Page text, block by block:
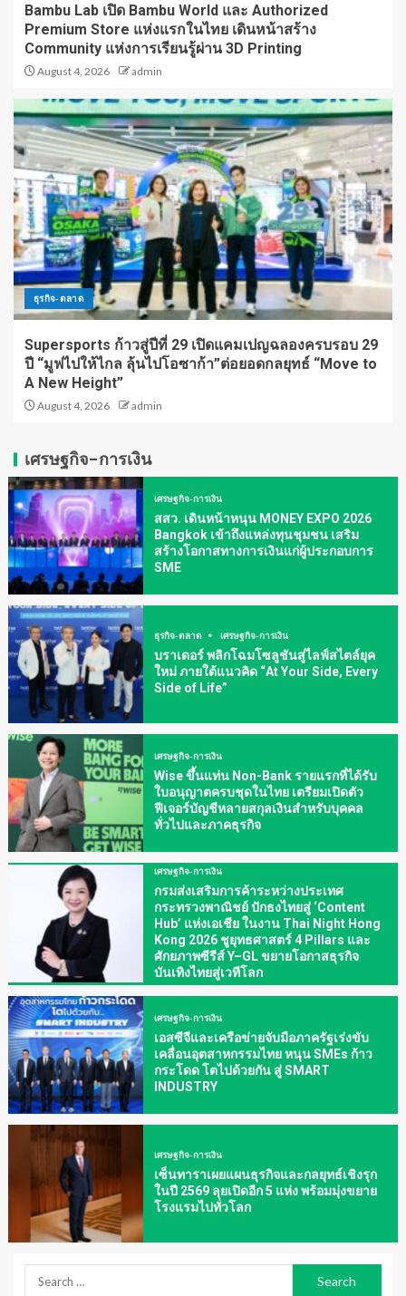
Bambu Lab เปิด Bambu World และ Authorized
Premium Store แห่งแรกในไทย เดินหน้าสร้าง
Community แห่งการเรียนรู้ผ่าน 3D Printing
August 4, 2026 admin
ธุรกิจ-ตลาด
Supersports ก้าวสู่ปีที่ 29 เปิดแคมเปญฉลองครบรอบ 29
ปี “มูฟไปให้ไกล ลุ้นไปโอซาก้า”ต่อยอดกลยุทธ์ “Move to
A New Height”
August 4, 2026 admin
เศรษฐกิจ-การเงิน
เศรษฐกิจ-การเงิน
สสว. เดินหน้าหนุน MONEY EXPO 2026
Bangkok เข้าถึงแหล่งทุนชุมชน เสริม
สร้างโอกาสทางการเงินแก่ผู้ประกอบการ
SME
ธุรกิจ-ตลาด เศรษฐกิจ-การเงิน
บราเดอร์ พลิกโฉมโซลูชันสู่ไลฟ์สไตล์ยุค
ใหม่ ภายใต้แนวคิด “At Your Side, Every
Side of Life”
เศรษฐกิจ-การเงิน
Wise ขึ้นแท่น Non-Bank รายแรกที่ได้รับ
ใบอนุญาตครบชุดในไทย เตรียมเปิดตัว
ฟีเจอร์บัญชีหลายสกุลเงินสำหรับบุคคล
ทั่วไปและภาคธุรกิจ
เศรษฐกิจ-การเงิน
กรมส่งเสริมการค้าระหว่างประเทศ
กระทรวงพาณิชย์ ปักธงไทยสู่ ‘Content
Hub’ แห่งเอเชีย ในงาน Thai Night Hong
Kong 2026 ชูยุทธศาสตร์ 4 Pillars และ
ศักยภาพซีรีส์ Y–GL ขยายโอกาสธุรกิจ
บันเทิงไทยสู่เวทีโลก
เศรษฐกิจ-การเงิน
เอสซีจีและเครือข่ายจับมือภาครัฐเร่งขับ
เคลื่อนอุตสาหกรรมไทย หนุน SMEs ก้าว
กระโดด โตไปด้วยกัน สู่ SMART
INDUSTRY
เศรษฐกิจ-การเงิน
เซ็นทาราเผยแผนธุรกิจและกลยุทธ์เชิงรุก
ในปี 2569 ลุยเปิดอีก 5 แห่ง พร้อมมุ่งขยาย
โรงแรมไปทั่วโลก